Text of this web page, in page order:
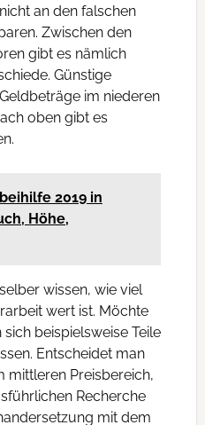
an den falschen
Zwischen den
gibt es nämlich
Günstige
im niederen
oben gibt es
2019 in
Höhe,
wissen, wie viel
wert ist. Möchte
beispielsweise Teile
Entscheidet man
mittleren Preisbereich,
Recherche
mit dem